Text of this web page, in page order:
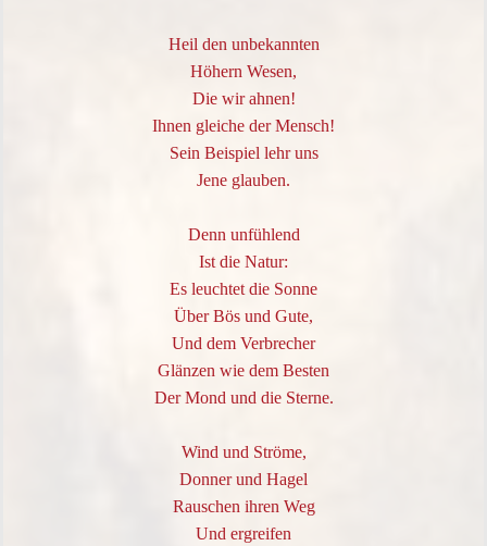
Heil den unbekannten
Höhern Wesen,
Die wir ahnen!
Ihnen gleiche der Mensch!
Sein Beispiel lehr uns
Jene glauben.
Denn unfühlend
Ist die Natur:
Es leuchtet die Sonne
Über Bös und Gute,
Und dem Verbrecher
Glänzen wie dem Besten
Der Mond und die Sterne.
Wind und Ströme,
Donner und Hagel
Rauschen ihren Weg
Und ergreifen